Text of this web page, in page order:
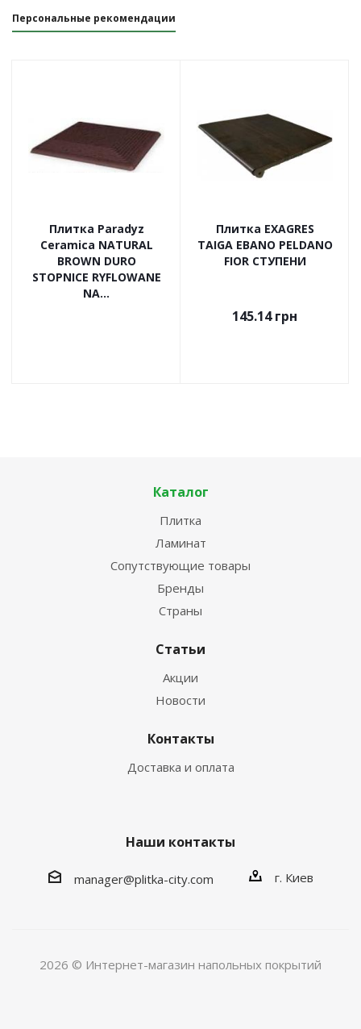
Персональные рекомендации
Плитка Paradyz
Ceramica NATURAL
BROWN DURO
STOPNICE RYFLOWANE
NA...
Плитка EXAGRES
TAIGA EBANO PELDANO
FIOR СТУПЕНИ
145.14грн
Каталог
Плитка
Ламинат
Сопутствующие товары
Бренды
Страны
Статьи
Акции
Новости
Контакты
Доставка и оплата
Наши контакты
manager@plitka-city.com г. Киев
2026 © Интернет-магазин напольных покрытий